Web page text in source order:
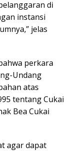
di
instansi
jelas
perkara
Undang
atas
tentang Cukai
Bea Cukai
agar dapat